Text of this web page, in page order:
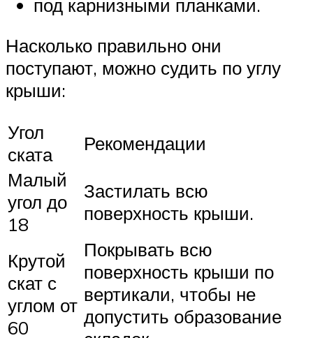
под карнизными планками.
Насколько правильно они
поступают, можно судить по углу
крыши:
Угол
ската
Рекомендации
Малый
угол до
18
Застилать всю
поверхность крыши.
Крутой
скат с
углом от
60
Покрывать всю
поверхность крыши по
вертикали, чтобы не
допустить образование